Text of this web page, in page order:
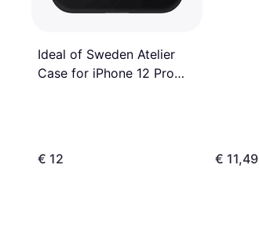
Ideal of Sweden Atelier
Case for iPhone 12 Pro
€ 12 € 11,49